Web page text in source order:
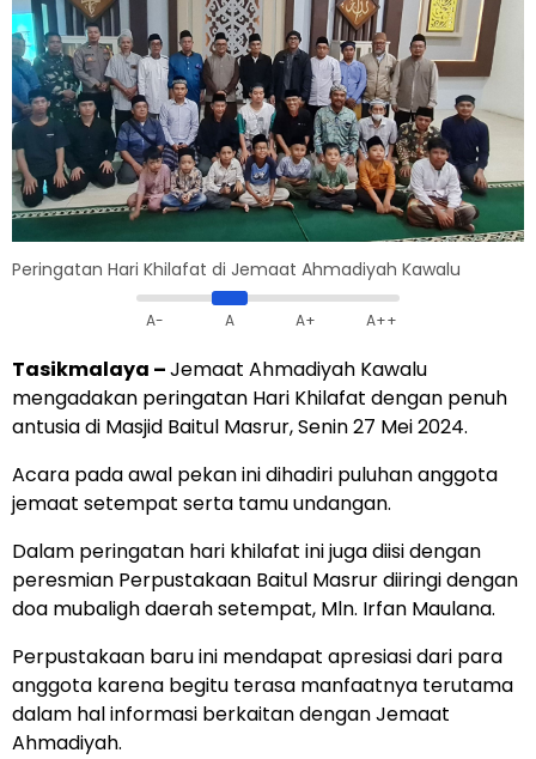
Peringatan Hari Khilafat di Jemaat Ahmadiyah Kawalu
A- A A+ A++
Tasikmalaya –Jemaat Ahmadiyah Kawalu
mengadakan peringatan Hari Khilafat dengan penuh
antusia di Masjid Baitul Masrur, Senin 27 Mei 2024.
Acara pada awal pekan ini dihadiri puluhan anggota
jemaat setempat serta tamu undangan.
Dalam peringatan hari khilafat ini juga diisi dengan
peresmian Perpustakaan Baitul Masrur diiringi dengan
doa mubaligh daerah setempat, Mln. Irfan Maulana.
Perpustakaan baru ini mendapat apresiasi dari para
anggota karena begitu terasa manfaatnya terutama
dalam hal informasi berkaitan dengan Jemaat
Ahmadiyah.